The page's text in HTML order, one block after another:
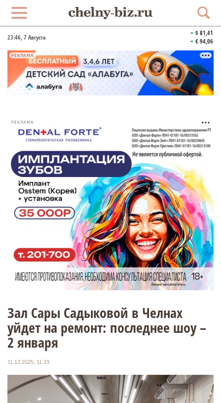
23:46, 7 Августа
$ 81,41
€ 94,06
РЕКЛАМА
РЕКЛАМА
Зал Сары Садыковой в Челнах
уйдет на ремонт: последнее шоу –
2 января
11.12.2025, 11:33